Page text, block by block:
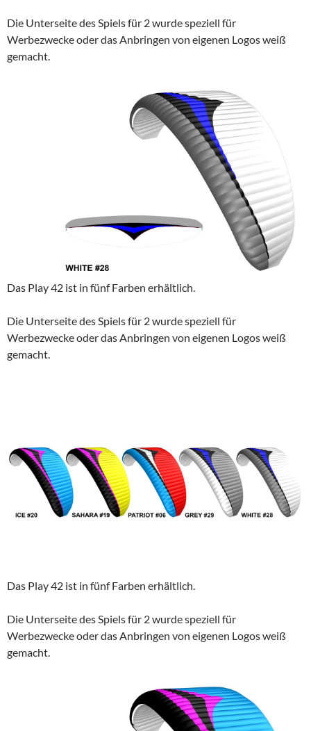
Die Unterseite des Spiels für 2 wurde speziell für
Werbezwecke oder das Anbringen von eigenen Logos weiß
gemacht.
Das Play 42 ist in fünf Farben erhältlich.
Die Unterseite des Spiels für 2 wurde speziell für
Werbezwecke oder das Anbringen von eigenen Logos weiß
gemacht.
Das Play 42 ist in fünf Farben erhältlich.
Die Unterseite des Spiels für 2 wurde speziell für
Werbezwecke oder das Anbringen von eigenen Logos weiß
gemacht.